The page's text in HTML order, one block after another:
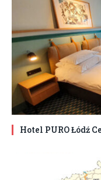
Hotel PURO Łódź